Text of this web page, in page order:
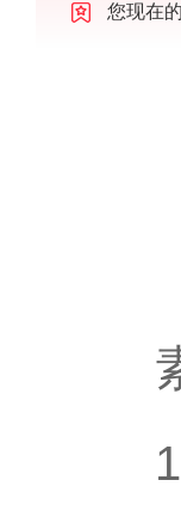
您现在